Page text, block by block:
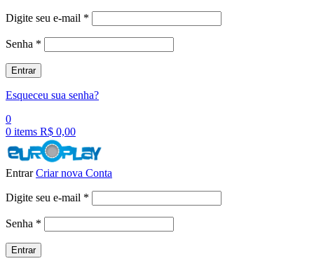
Digite seu e-mail *
Senha *
Entrar
Esqueceu sua senha?
0
0 items R$ 0,00
EntrarCriar nova Conta
Digite seu e-mail *
Senha *
Entrar